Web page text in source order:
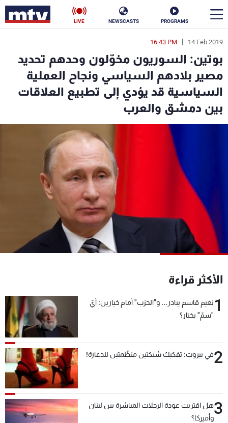
PROGRAMS
NEWSCASTS
LIVE
14 Feb 2019
16:43 PM
بوتين: السوريون مخوّلون وحدهم تحديد
مصير بلادهم السياسي ونجاح العملية
السياسية قد يؤدي إلى تطبيع العلاقات
بين دمشق والعرب
الأكثر قراءة
1نعيم قاسم يبادر... و"الحزب" أمام خيارين: أيّ
"سمّ" يختار؟
2في بيروت: تفكيك شبكتين منظّمتين للدعارة!
3هل اقتربت عودة الرحلات المباشرة بين لبنان
وأميركا؟
en
الأخبار
سياسة ناس
إقتصاد
رياضة
كأس العالم
البرامج
جدول البرامج
شاهد البرامج
الترددات
عن MTV
لاعلاناتكم
تواصل معنا
شروط الإسـتخدام